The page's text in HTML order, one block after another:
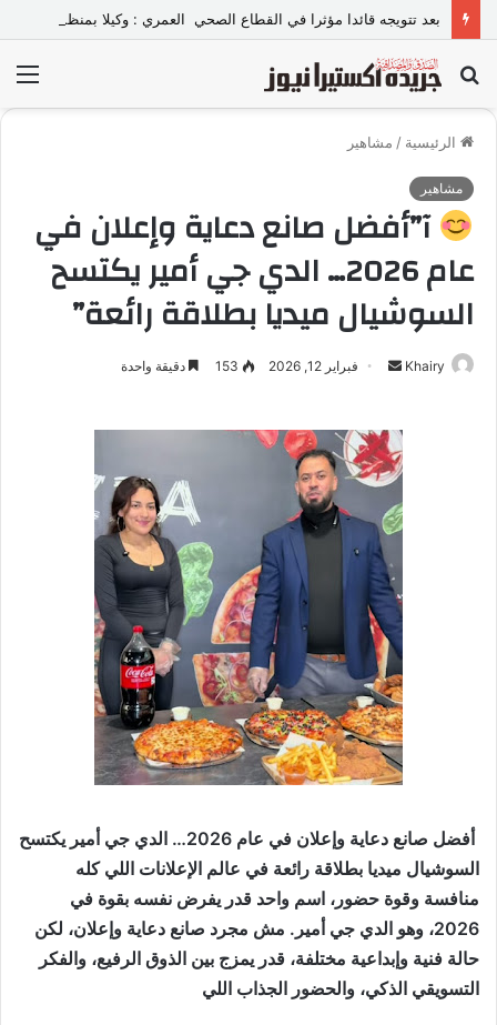
بحث
عن
الرئيسية / مشاهير
مشاهير
آ”أفضل صانع دعاية وإعلان في
عام 2026… الدي جي أمير يكتسح
السوشيال ميديا بطلاقة رائعة”
Khairy
ل
ب
ي
د
ا
ل
ك
ت
ر
و
ن
فبراير 12, 2026 153 دقيقة واحدة
أفضل صانع دعاية وإعلان في عام 2026… الدي جي أمير يكتسح
السوشيال ميديا بطلاقة رائعة في عالم الإعلانات اللي كله
منافسة وقوة حضور، اسم واحد قدر يفرض نفسه بقوة في
2026، وهو الدي جي أمير. مش مجرد صانع دعاية وإعلان، لكن
حالة فنية وإبداعية مختلفة، قدر يمزج بين الذوق الرفيع، والفكر
التسويقي الذكي، والحضور الجذاب اللي